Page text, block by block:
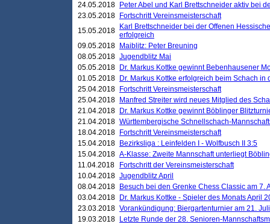
24.05.2018
Peter Abel und Karl Brettschneider aktiv bei
23.05.2018
Fortschritt Vereinsmeisterschaft
15.05.2018
Karl Brettschneider bei der Offenen
erfolgreich
09.05.2018
Maiblitz: Peter Breuning
08.05.2018 Jugendblitz Mai
05.05.2018
Dr. Markus Kottke gewinnt Bebenhausener
01.05.2018
Dr. Markus Kottke erfolgreich beim Schach
25.04.2018
Fortschritt Vereinsmeisterschaft
25.04.2018
Manfred Streiter wird neues Mitglied des
21.04.2018
Dr. Markus Kottke gewinnt Böblinger
21.04.2018 Württembergische Schnellschach-
18.04.2018
Fortschritt Vereinsmeisterschaft
15.04.2018
Bezirksliga : Leinfelden I - Wolfbusch II 3:5
15.04.2018 A-Klasse: Zweite Mannschaft unterliegt
11.04.2018
Fortschritt der Vereinsmeisterschaft
10.04.2018 Jugendblitz April
08.04.2018
Besuch bei den Grenke Chess Classic am 7.
03.04.2018
Dr. Markus Kottke - Spieler des Monats April
23.03.2018 Vorankündigung: Biergartenturnier am 21.
19.03.2018
Letzte Runde der 28. Senioren-